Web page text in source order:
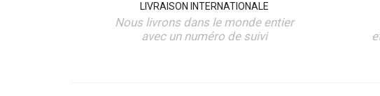
LIVRAISON INTERNATIONALE
Nous livrons dans le monde entier
avec un numéro de suivi